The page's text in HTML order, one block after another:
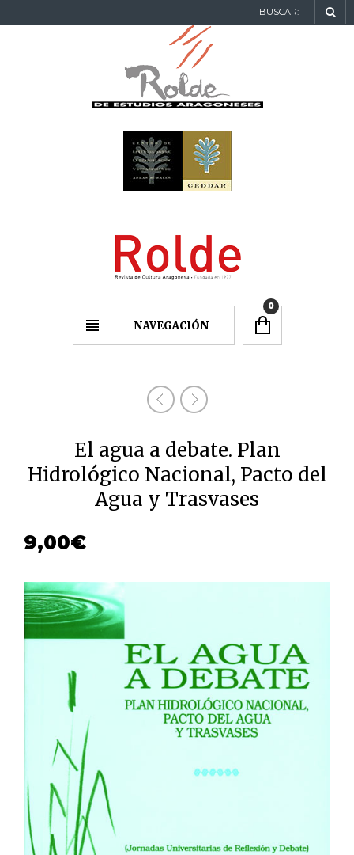
BUSCAR:
NAVEGACIÓN
0
El agua a debate. Plan
Hidrológico Nacional, Pacto del
Agua y Trasvases
9,00€